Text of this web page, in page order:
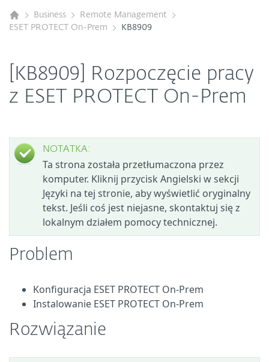
Business
Remote Management
ESET PROTECT On-Prem
KB8909
[KB8909] Rozpoczęcie pracy
z ESET PROTECT On-Prem
NOTATKA:
Ta strona została przetłumaczona przez
komputer. Kliknij przycisk Angielski w sekcji
Języki na tej stronie, aby wyświetlić oryginalny
tekst. Jeśli coś jest niejasne, skontaktuj się z
lokalnym działem pomocy technicznej.
Problem
Konfiguracja ESET PROTECT On-Prem
Instalowanie ESET PROTECT On-Prem
Rozwiązanie